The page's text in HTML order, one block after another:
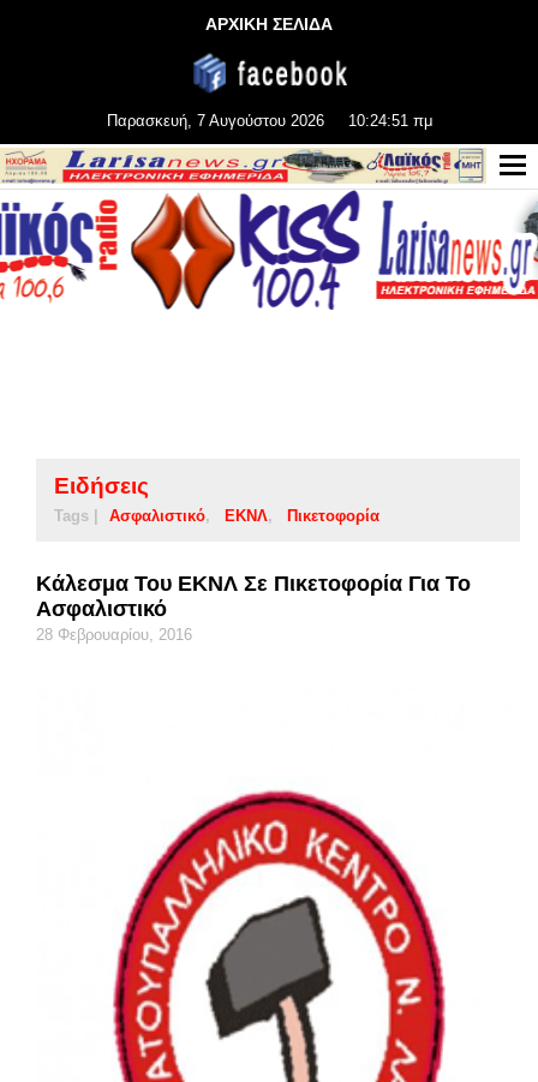
ΑΡΧΙΚΗ ΣΕΛΙΔΑ
Παρασκευή, 7 Αυγούστου 2026 10:24:51 πμ
Ειδήσεις
Tags | Ασφαλιστικό ΕΚΝΛ Πικετοφορία
Κάλεσμα Του ΕΚΝΛ Σε Πικετοφορία Για Το
Ασφαλιστικό
28 Φεβρουαρίου, 2016